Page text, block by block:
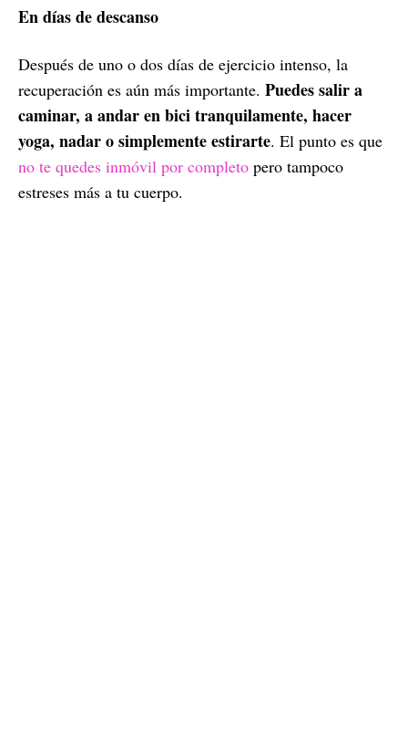
En días de descanso
Después de uno o dos días de ejercicio intenso, la
recuperación es aún más importante. Puedes salir a
caminar, a andar en bici tranquilamente, hacer
yoga, nadar o simplemente estirarte. El punto es que
no te quedes inmóvil por completo pero tampoco
estreses más a tu cuerpo.